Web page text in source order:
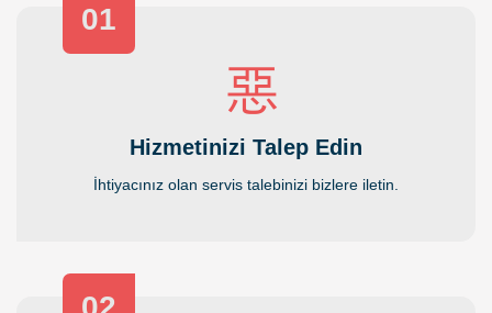
01
Hizmetinizi Talep Edin
İhtiyacınız olan servis talebinizi bizlere iletin.